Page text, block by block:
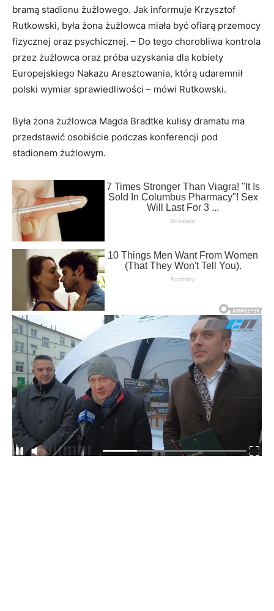
bramą stadionu żużlowego. Jak informuje Krzysztof
Rutkowski, była żona żużlowca miała być ofiarą przemocy
fizycznej oraz psychicznej. – Do tego chorobliwa kontrola
przez żużlowca oraz próba uzyskania dla kobiety
Europejskiego Nakazu Aresztowania, którą udaremnił
polski wymiar sprawiedliwości – mówi Rutkowski.
Była żona żużlowca Magda Bradtke kulisy dramatu ma
przedstawić osobiście podczas konferencji pod
stadionem żużlowym.